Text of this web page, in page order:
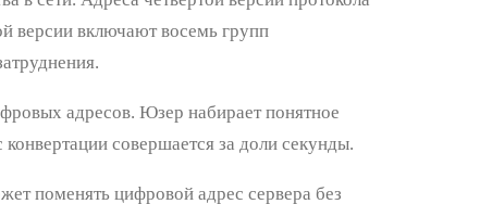
версии включают восемь групп
адресов. Юзер набирает понятное
совершается за доли секунды.
поменять цифровой адрес сервера без